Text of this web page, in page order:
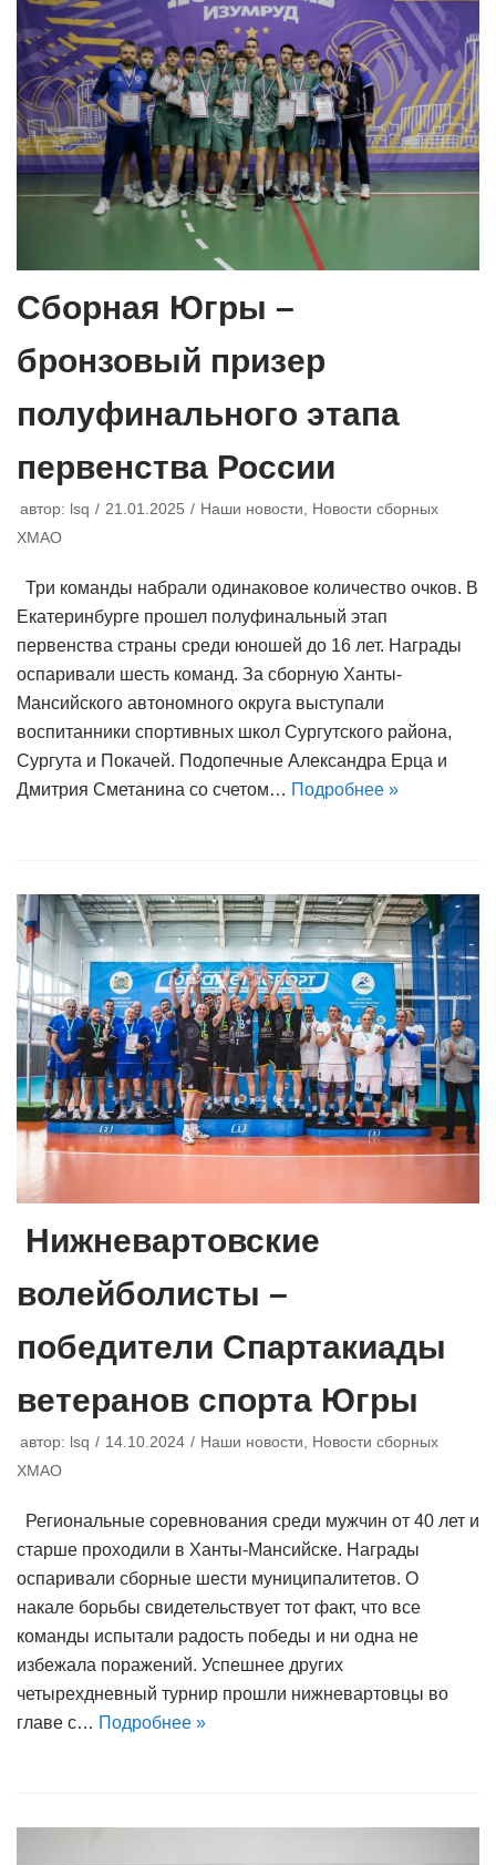
Сборная Югры –
бронзовый призер
полуфинального этапа
первенства России
автор: lsq 21.01.2025 Наши новости, Новости сборных
ХМАО
Три команды набрали одинаковое количество очков. В
Екатеринбурге прошел полуфинальный этап
первенства страны среди юношей до 16 лет. Награды
оспаривали шесть команд. За сборную Ханты-
Мансийского автономного округа выступали
воспитанники спортивных школ Сургутского района,
Сургута и Покачей. Подопечные Александра Ерца и
Дмитрия Сметанина со счетом… Подробнее »
Нижневартовские
волейболисты –
победители Спартакиады
ветеранов спорта Югры
автор: lsq 14.10.2024 Наши новости, Новости сборных
ХМАО
Региональные соревнования среди мужчин от 40 лет и
старше проходили в Ханты-Мансийске. Награды
оспаривали сборные шести муниципалитетов. О
накале борьбы свидетельствует тот факт, что все
команды испытали радость победы и ни одна не
избежала поражений. Успешнее других
четырехдневный турнир прошли нижневартовцы во
главе с… Подробнее »